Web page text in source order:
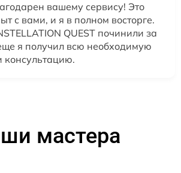
вашему сервису! Это
с вами, и я в полном восторге.
QUEST починили за
я получил всю необходимую
мастера